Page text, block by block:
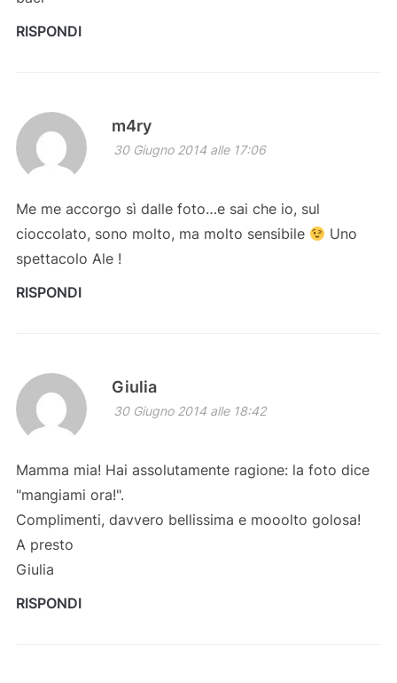
RISPONDI
m4ry
30 Giugno 2014 alle 17:06
Me me accorgo sì dalle foto…e sai che io, sul
cioccolato, sono molto, ma molto sensibile
Uno
spettacolo Ale !
RISPONDI
Giulia
30 Giugno 2014 alle 18:42
Mamma mia! Hai assolutamente ragione: la foto dice
"mangiami ora!".
Complimenti, davvero bellissima e mooolto golosa!
A presto
Giulia
RISPONDI